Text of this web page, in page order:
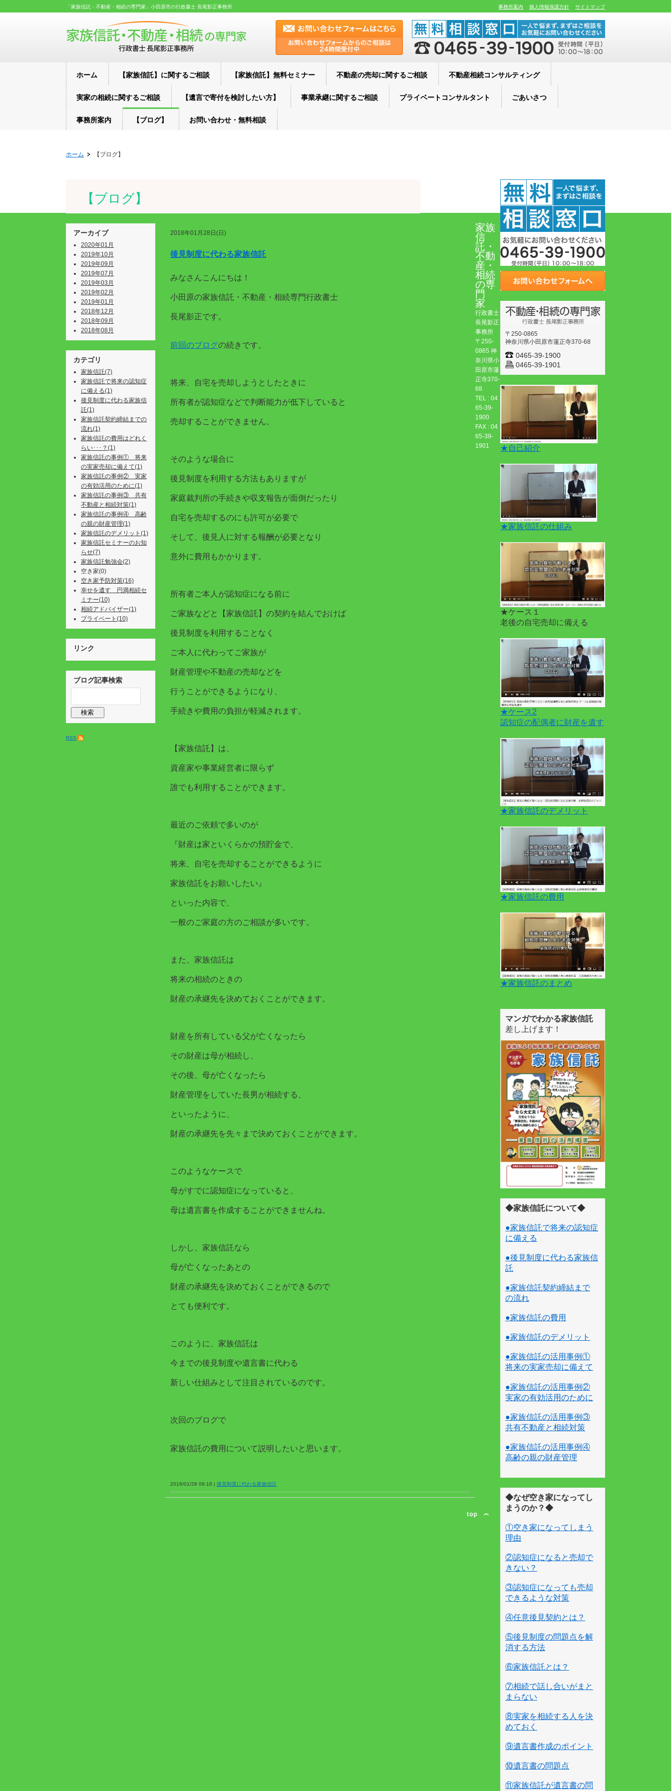
「家族信託・不動産・相続の専門家」小田原市の行政書士 長尾影正事務所 事務所案内 個人情報保護方針 サイトマップ
ホーム 【家族信託】に関するご相談 【家族信託】無料セミナー 不動産の売却に関するご相談 不動産相続コンサルティング
実家の相続に関するご相談 【遺言で寄付を検討したい方】 事業承継に関するご相談 プライベートコンサルタント ごあいさつ
事務所案内 【ブログ】 お問い合わせ・無料相談
ホーム 【ブログ】
【ブログ】
アーカイブ
2020年01月
2019年10月
2019年09月
2019年07月
2019年03月
2019年02月
2019年01月
2018年12月
2018年09月
2018年08月
カテゴリ
家族信託(7)
家族信託で将来の認知症
に備える(1)
後見制度に代わる家族信
託(1)
家族信託契約締結までの
流れ(1)
家族信託の費用はどれく
らい･･･？(1)
家族信託の事例① 将来
の実家売却に備えて(1)
家族信託の事例② 実家
の有効活用のために(1)
家族信託の事例③ 共有
不動産と相続対策(1)
家族信託の事例④ 高齢
の親の財産管理(1)
家族信託のデメリット(1)
家族信託セミナーのお知
らせ(7)
家族信託勉強会(2)
空き家(0)
空き家予防対策(16)
幸せを遺す 円満相続セ
ミナー(10)
相続アドバイザー(1)
プライベート(10)
リンク
ブログ記事検索
RSS
2018年01月28日(日)
後見制度に代わる家族信託
みなさんこんにちは！
小田原の家族信託・不動産・相続専門行政書士
長尾影正です。
前回のブログの続きです。
将来、自宅を売却しようとしたときに
所有者が認知症などで判断能力が低下していると
売却することができません。
そのような場合に
後見制度を利用する方法もありますが
家庭裁判所の手続きや収支報告が面倒だったり
自宅を売却するのにも許可が必要で
そして、後見人に対する報酬が必要となり
意外に費用もかかります。
所有者ご本人が認知症になる前に
ご家族などと【家族信託】の契約を結んでおけば
後見制度を利用することなく
ご本人に代わってご家族が
財産管理や不動産の売却などを
行うことができるようになり、
手続きや費用の負担が軽減されます。
【家族信託】は、
資産家や事業経営者に限らず
誰でも利用することができます。
最近のご依頼で多いのが
『財産は家といくらかの預貯金で、
将来、自宅を売却することができるように
家族信託をお願いしたい』
といった内容で、
一般のご家庭の方のご相談が多いです。
また、家族信託は
将来の相続のときの
財産の承継先を決めておくことができます。
財産を所有している父が亡くなったら
その財産は母が相続し、
その後、母が亡くなったら
財産管理をしていた長男が相続する、
といったように、
財産の承継先を先々まで決めておくことができます。
このようなケースで
母がすでに認知症になっていると、
母は遺言書を作成することができませんね。
しかし、家族信託なら
母が亡くなったあとの
財産の承継先を決めておくことができるので
とても便利です。
このように、家族信託は
今までの後見制度や遺言書に代わる
新しい仕組みとして注目されているのです。
次回のブログで
家族信託の費用について説明したいと思います。
2018/01/28 09:18 | 後見制度に代わる家族信託
〒250-0865
神奈川県小田原市蓮正寺370-68
0465-39-1900
0465-39-1901
★自己紹介
★家族信託の仕組み
★ケース１
老後の自宅売却に備える
★ケース2
認知症の配偶者に財産を遺す
★家族信託のデメリット
★家族信託の費用
★家族信託のまとめ
マンガでわかる家族信託
差し上げます！
◆家族信託について◆
●家族信託で将来の認知症
に備える
●後見制度に代わる家族信
託
●家族信託契約締結まで
の流れ
●家族信託の費用
●家族信託のデメリット
●家族信託の活用事例①
将来の実家売却に備えて
●家族信託の活用事例②
実家の有効活用のために
●家族信託の活用事例③
共有不動産と相続対策
●家族信託の活用事例④
高齢の親の財産管理
◆なぜ空き家になってし
まうのか？◆
①空き家になってしまう
理由
②認知症になると売却で
きない？
③認知症になっても売却
できるような対策
④任意後見契約とは？
⑤後見制度の問題点を解
消する方法
⑥家族信託とは？
⑦相続で話し合いがまと
まらない
⑧実家を相続する人を決
めておく
⑨遺言書作成のポイント
⑩遺言書の問題点
⑪家族信託が遺言書の問
家族
信
託・
不動
産・
相続
の専
門
家
行政書士
長尾影正
事務所
〒250-
0865 神
奈川県小
田原市蓮
正寺370-
68
TEL : 04
65-39-
1900
FAX : 04
65-39-
1901